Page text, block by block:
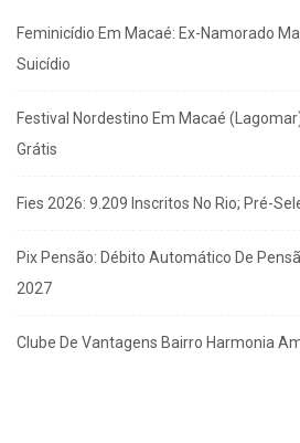
Feminicídio Em Macaé: Ex-Namorado
Suicídio
Festival Nordestino Em Macaé
Grátis
Fies 2026: 9.209 Inscritos No Rio; Pré-
Pix Pensão: Débito Automático De
2027
Clube De Vantagens Bairro Harmonia